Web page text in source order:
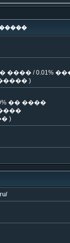
���� / 0.01%
)
�� ����
)